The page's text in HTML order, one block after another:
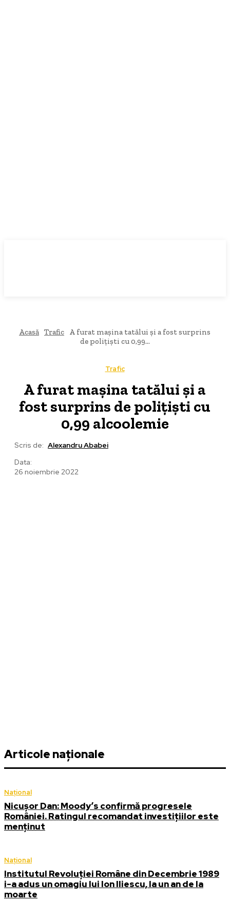
Acasă Trafic
A furat mașina tatălui și a fost surprins
de polițiști cu 0,99...
Trafic
A furat mașina tatălui și a
fost surprins de polițiști cu
0,99 alcoolemie
Scris de: Alexandru Ababei
Data:
26 noiembrie 2022
Articole naționale
Național
Nicușor Dan: Moody’s confirmă progresele
României. Ratingul recomandat investițiilor este
menținut
Național
Institutul Revoluției Române din Decembrie 1989
i-a adus un omagiu lui Ion Iliescu, la un an de la
moarte